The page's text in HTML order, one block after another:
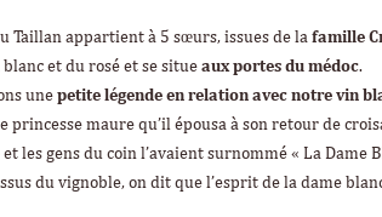
Taillan appartient à 5 sœurs, issues de la famille
et du rosé et se situe aux portes du médoc.
une petite légende en relation avec notre vin
princesse maure qu’il épousa à son retour de
les gens du coin l’avaient surnommé « La
du vignoble, on dit que l’esprit de la dame